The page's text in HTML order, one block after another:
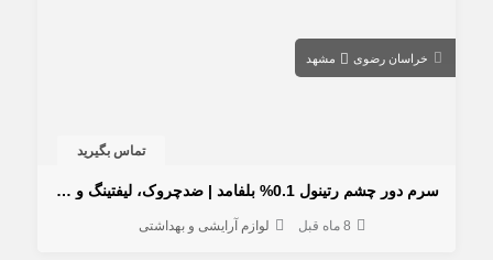
خراسان رضوی مشهد
تماس بگیرید
سرم دور چشم رتینول 0.1% بلفامد | ضدچروک، لیفتینگ و جوانساز
8 ماه قبل لوازم آرایشی و بهداشتی